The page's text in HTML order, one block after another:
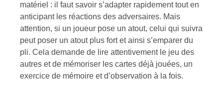
matériel : il faut savoir s’adapter rapidement tout en
anticipant les réactions des adversaires. Mais
attention, si un joueur pose un atout, celui qui suivra
peut poser un atout plus fort et ainsi s’emparer du
pli. Cela demande de lire attentivement le jeu des
autres et de mémoriser les cartes déjà jouées, un
exercice de mémoire et d’observation à la fois.